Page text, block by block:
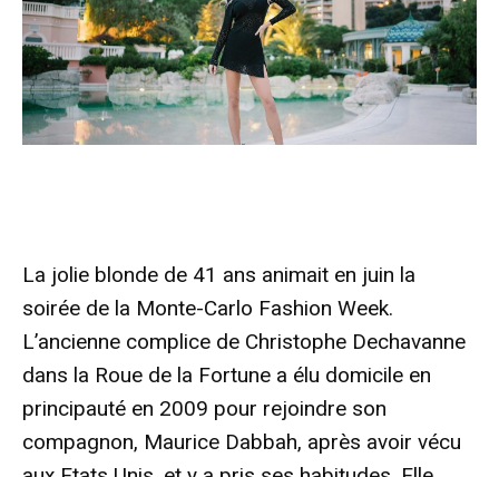
La jolie blonde de 41 ans animait en juin la
soirée de la Monte-Carlo Fashion Week.
L’ancienne complice de Christophe Dechavanne
dans la Roue de la Fortune a élu domicile en
principauté en 2009 pour rejoindre son
compagnon, Maurice Dabbah, après avoir vécu